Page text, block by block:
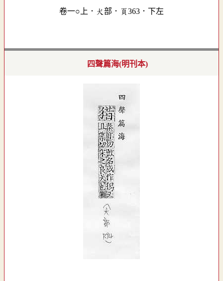
卷一○上．犬部．頁363．下左
四聲篇海(明刊本)